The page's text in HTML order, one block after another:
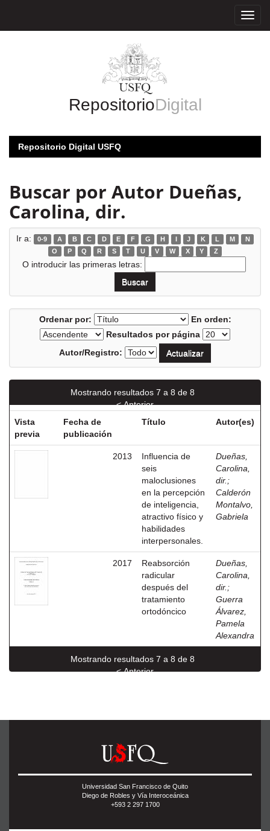
RepositorioDigital
Repositorio Digital USFQ
Buscar por Autor Dueñas,
Carolina, dir.
Ir a: 0-9 A B C D E F G H I J K L M
N
O
P Q R S T U V W X Y Z
O introducir las primeras letras:
Ordenar por:
En orden:
Resultados por página
Autor/Registro:
Mostrando resultados 7 a 8 de 8
< Anterior
Vista
previa
Fecha de
publicación
Título Autor(es)
2013
Influencia de
seis
maloclusiones
en la percepción
de inteligencia,
atractivo físico y
habilidades
interpersonales.
Dueñas,
Carolina,
dir. ;
Calderón
Montalvo,
Gabriela
2017
Reabsorción
radicular
después del
tratamiento
ortodóncico
Dueñas,
Carolina,
dir. ;
Guerra
Álvarez,
Pamela
Alexandra
Mostrando resultados 7 a 8 de 8
< Anterior
Universidad San Francisco de Quito
Diego de Robles y Vía Interoceánica
+593 2 297 1700